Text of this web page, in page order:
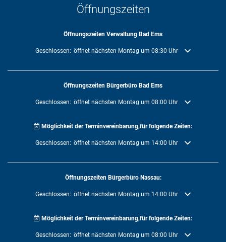
Öffnungszeiten
Öffnungszeiten Verwaltung Bad Ems
Klicken, um weitere Öffnungs- oder Schließzeiten auszublenden
Geschlossen: öffnet nächsten Montag um 08:30 Uhr
Öffnungszeiten Bürgerbüro Bad Ems
Klicken, um weitere Öffnungs- oder Schließzeiten auszublenden
Geschlossen: öffnet nächsten Montag um 08:00 Uhr
Möglichkeit der Terminvereinbarung,für folgende Zeiten:
Klicken, um weitere Öffnungs- oder Schließzeiten auszublenden
Geschlossen: öffnet nächsten Montag um 14:00 Uhr
Öffnungszeiten Bürgerbüro Nassau:
Klicken, um weitere Öffnungs- oder Schließzeiten auszublenden
Geschlossen: öffnet nächsten Montag um 14:00 Uhr
Möglichkeit der Terminvereinbarung,für folgende Zeiten:
Klicken, um weitere Öffnungs- oder Schließzeiten auszublenden
Geschlossen: öffnet nächsten Montag um 08:00 Uhr